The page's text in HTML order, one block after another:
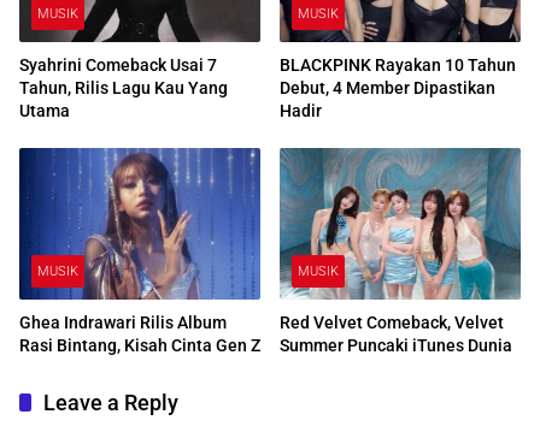
MUSIK
Syahrini Comeback Usai 7
Tahun, Rilis Lagu Kau Yang
Utama
MUSIK
BLACKPINK Rayakan 10 Tahun
Debut, 4 Member Dipastikan
Hadir
MUSIK
Ghea Indrawari Rilis Album
Rasi Bintang, Kisah Cinta Gen Z
MUSIK
Red Velvet Comeback, Velvet
Summer Puncaki iTunes Dunia
Leave a Reply